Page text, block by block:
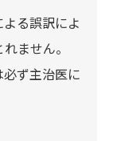
る誤訳によ
ません。
ず主治医に